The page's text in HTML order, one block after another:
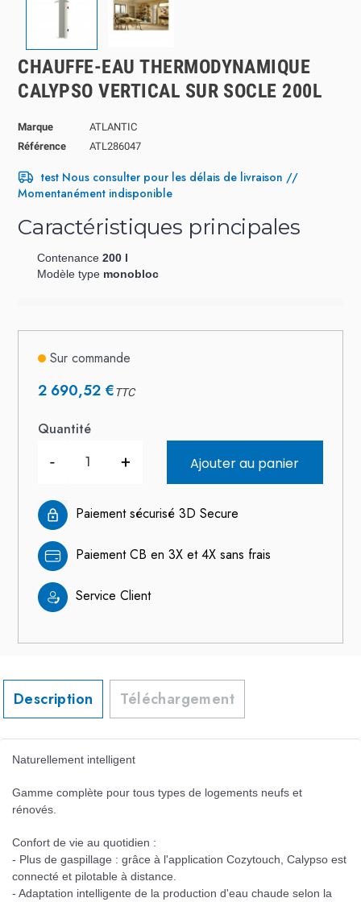
CHAUFFE-EAU THERMODYNAMIQUE
CALYPSO VERTICAL SUR SOCLE 200L
Marque
ATLANTIC
Référence
ATL286047
test Nous consulter pour les délais de livraison //
Momentanément indisponible
Caractéristiques principales
Contenance200 l
Modèle type monobloc
Sur commande
2 690,52 €TTC
Quantité
- + Ajouter au panier
Paiement sécurisé 3D Secure
Paiement CB en 3X et 4X sans frais
Service Client
Description Téléchargement
Naturellement intelligent
Gamme complète pour tous types de logements neufs et
rénovés.
Confort de vie au quotidien :
- Plus de gaspillage : grâce à l'application Cozytouch, Calypso est
connecté et pilotable à distance.
- Adaptation intelligente de la production d'eau chaude selon la